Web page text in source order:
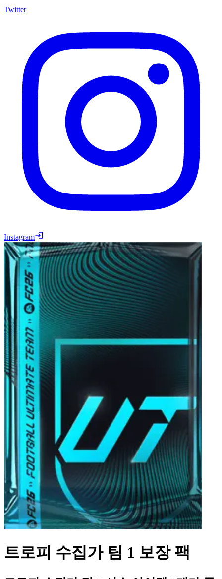
Twitter
Instagram
트로피 수집가 팀 1 보장 팩